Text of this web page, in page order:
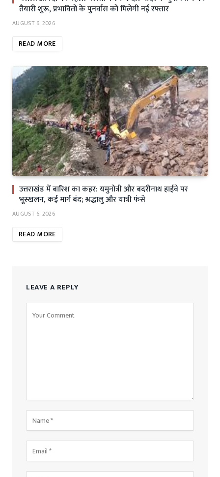
तैयारी शुरू, प्रभावितों के पुनर्वास को मिलेगी नई रफ्तार
AUGUST 6, 2026
READ MORE
उत्तराखंड में बारिश का कहर: यमुनोत्री और बदरीनाथ हाईवे पर
भूस्खलन, कई मार्ग बंद; श्रद्धालु और यात्री फंसे
AUGUST 6, 2026
READ MORE
LEAVE A REPLY